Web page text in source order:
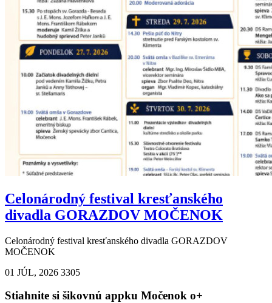
Celonárodný festival kresťanského
divadla GORAZDOV MOČENOK
Celonárodný festival kresťanského divadla GORAZDOV
MOČENOK
01 JÚL, 2026 3305
Stiahnite si šikovnú appku Močenok o+